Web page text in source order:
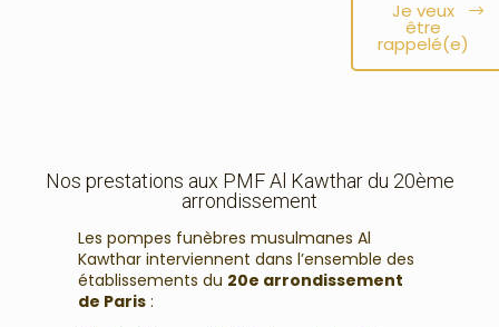
Je veux
être
rappelé(e)
Nos prestations aux PMF Al Kawthar du 20ème
arrondissement
Les pompes funèbres musulmanes Al
Kawthar interviennent dans l’ensemble des
établissements du 20e arrondissement
de Paris :